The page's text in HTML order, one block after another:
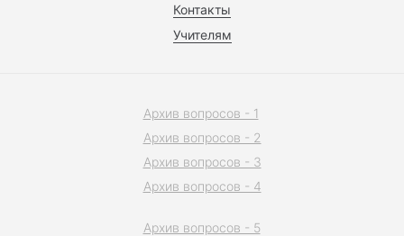
Контакты
Учителям
Архив вопросов - 1
Архив вопросов - 2
Архив вопросов - 3
Архив вопросов - 4
Архив вопросов - 5